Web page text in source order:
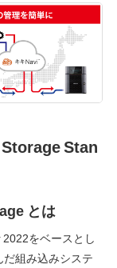
Stan
とは
をベースとし
だ組み込みシステ